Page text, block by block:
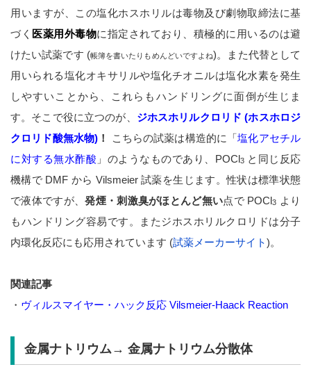
用いますが、この塩化ホスホリルは毒物及び劇物取締法に基
づく 医薬用外毒物に指定されており、積極的に用いるのは避
けたい試薬です (帳簿を書いたりもめんどいですよね)。また代替として
用いられる塩化オキサリルや塩化チオニルは塩化水素を発生
しやすいことから、これらもハンドリングに面倒が生じま
す。そこで役に立つのが、 ジホスホリルクロリド (ホスホロジ
クロリド酸無水物) ！ こちらの試薬は構造的に「塩化アセチル
に対する無水酢酸 」のようなものであり、POCl3と同じ反応
機構で DMF から Vilsmeier 試薬を生じます。性状は標準状態
で液体ですが、発煙・刺激臭がほとんど無い点で POCl3 より
もハンドリング容易です。またジホスホリルクロリドは分子
内環化反応にも応用されています (試薬メーカーサイト)。
関連記事
・ ヴィルスマイヤー・ハック反応 Vilsmeier-Haack Reaction
金属ナトリウム→ 金属ナトリウム分散体